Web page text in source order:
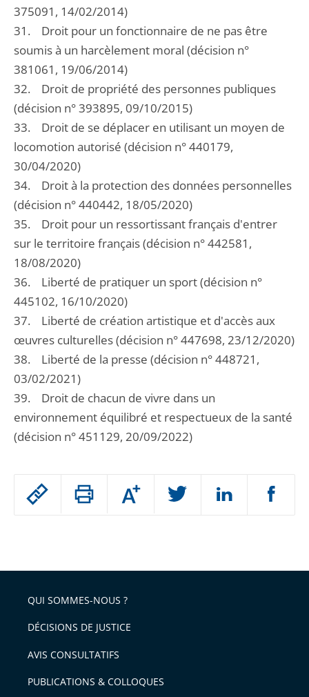
Passer
arriver
après
Augmenter
ou
l'article
pour
avant
375091, 14/02/2014)
31. Droit pour un fonctionnaire de ne pas être
soumis à un harcèlement moral (décision n°
381061, 19/06/2014)
32. Droit de propriété des personnes publiques
(décision n° 393895, 09/10/2015)
33. Droit de se déplacer en utilisant un moyen de
locomotion autorisé (décision n° 440179,
30/04/2020)
34. Droit à la protection des données personnelles
(décision n° 440442, 18/05/2020)
35. Droit pour un ressortissant français d'entrer
sur le territoire français (décision n° 442581,
18/08/2020)
36. Liberté de pratiquer un sport (décision n°
445102, 16/10/2020)
37. Liberté de création artistique et d'accès aux
œuvres culturelles (décision n° 447698, 23/12/2020)
38. Liberté de la presse (décision n° 448721,
03/02/2021)
39. Droit de chacun de vivre dans un
environnement équilibré et respectueux de la santé
(décision n° 451129, 20/09/2022)
QUI SOMMES-NOUS ?
DÉCISIONS DE JUSTICE
AVIS CONSULTATIFS
PUBLICATIONS & COLLOQUES